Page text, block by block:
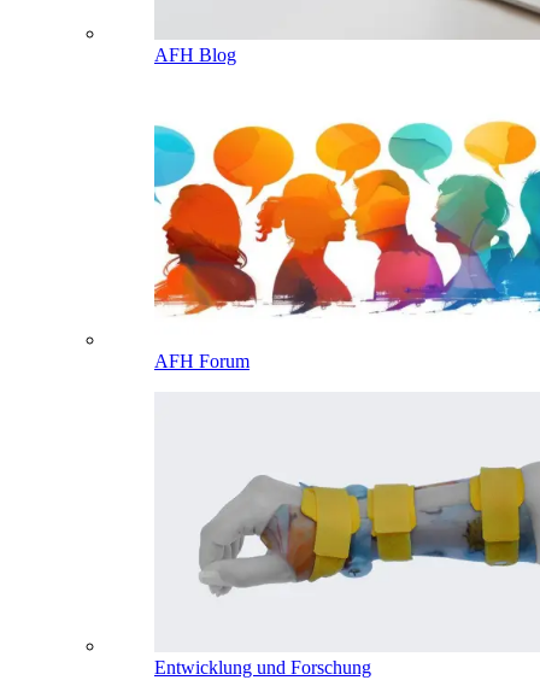
AFH Blog
AFH Forum
Entwicklung und Forschung